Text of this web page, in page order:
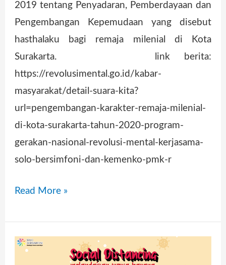
2019 tentang Penyadaran, Pemberdayaan dan
Pengembangan Kepemudaan yang disebut
hasthalaku bagi remaja milenial di Kota
Surakarta. link berita:
https://revolusimental.go.id/kabar-
masyarakat/detail-suara-kita?
url=pengembangan-karakter-remaja-milenial-
di-kota-surakarta-tahun-2020-program-
gerakan-nasional-revolusi-mental-kerjasama-
solo-bersimfoni-dan-kemenko-pmk-r
Read More »
Social